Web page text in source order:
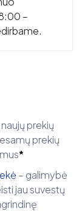
–
naujų prekių
prekių
*
– galimybė
jau suvestų